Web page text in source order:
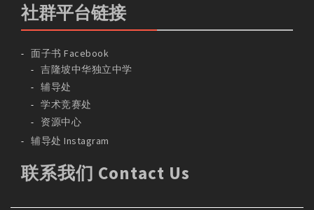
社群平台链接
面子书 Facebook
吉隆坡中华独立中学
辅导处
学术竞赛处
资源中心
辅导处 Instagram
联系我们 Contact Us